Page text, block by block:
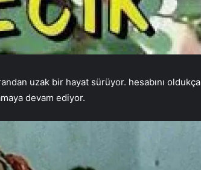
uzak bir hayat sürüyor. hesabını oldukça
devam ediyor.